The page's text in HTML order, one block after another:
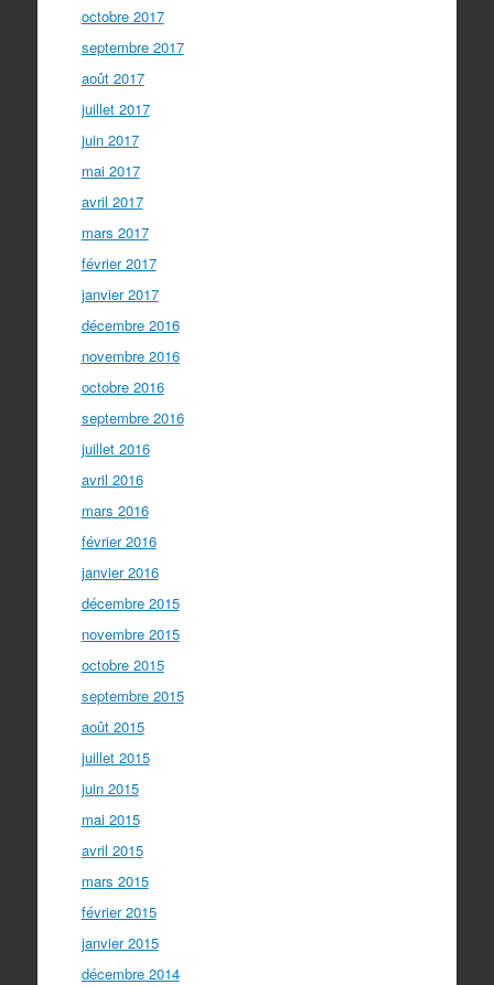
octobre 2017
septembre 2017
août 2017
juillet 2017
juin 2017
mai 2017
avril 2017
mars 2017
février 2017
janvier 2017
décembre 2016
novembre 2016
octobre 2016
septembre 2016
juillet 2016
avril 2016
mars 2016
février 2016
janvier 2016
décembre 2015
novembre 2015
octobre 2015
septembre 2015
août 2015
juillet 2015
juin 2015
mai 2015
avril 2015
mars 2015
février 2015
janvier 2015
décembre 2014